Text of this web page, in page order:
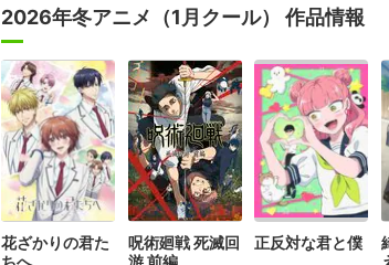
生き残りを懸けてしのぎを削る物語が描かれる。
2026年冬アニメ（1月クール） 作品情報
花ざかりの君た
ちへ
呪術廻戦 死滅回
游 前編
正反対な君と僕